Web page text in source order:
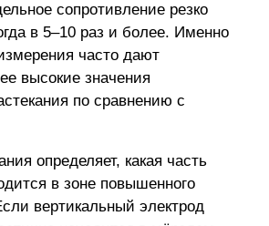
сопротивление резко
в 5–10 раз и более. Именно
часто дают
высокие значения
по сравнению с
определяет, какая часть
в зоне повышенного
вертикальный электрод